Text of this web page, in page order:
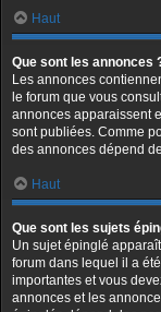
Haut
Que sont les annonces
Les annonces
le forum que vous
annonces apparaissent
sont publiées. Comme
des annonces dépend
Haut
Que sont les sujets
Un sujet épinglé
forum dans lequel il a
importantes et vous
annonces et les